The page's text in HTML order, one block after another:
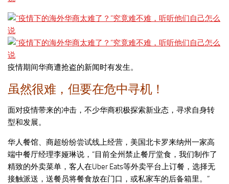
疫情期间华商遭抢盗的新闻时有发生。
虽然很难，但要在危中寻机！
面对疫情带来的冲击，不少华商积极探索新业态，寻求自身转
型和发展。
华人餐馆、商超纷纷尝试线上经营，美国北卡罗来纳州一家高
端中餐厅经理李娅琳说，“目前全州禁止餐厅堂食，我们制作了
精致的外卖菜单，客人在Uber Eats等外卖平台上订餐，选择无
接触派送，送餐员将餐食放在门口，或私家车的后备箱里。”